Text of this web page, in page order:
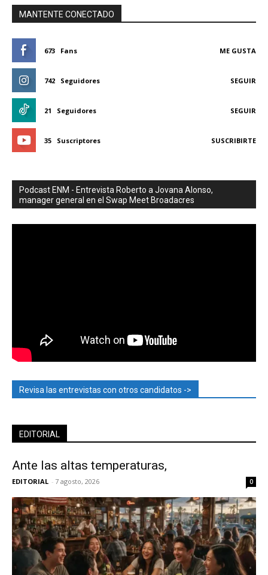
MANTENTE CONECTADO
673 Fans ME GUSTA
742 Seguidores SEGUIR
21 Seguidores SEGUIR
35 Suscriptores SUSCRIBIRTE
Podcast ENM - Entrevista Roberto a Jovana Alonso,
manager general en el Swap Meet Broadacres
Revisa las entrevistas con otros candidatos ->
EDITORIAL
Ante las altas temperaturas,
EDITORIAL - 7 agosto, 2026 0